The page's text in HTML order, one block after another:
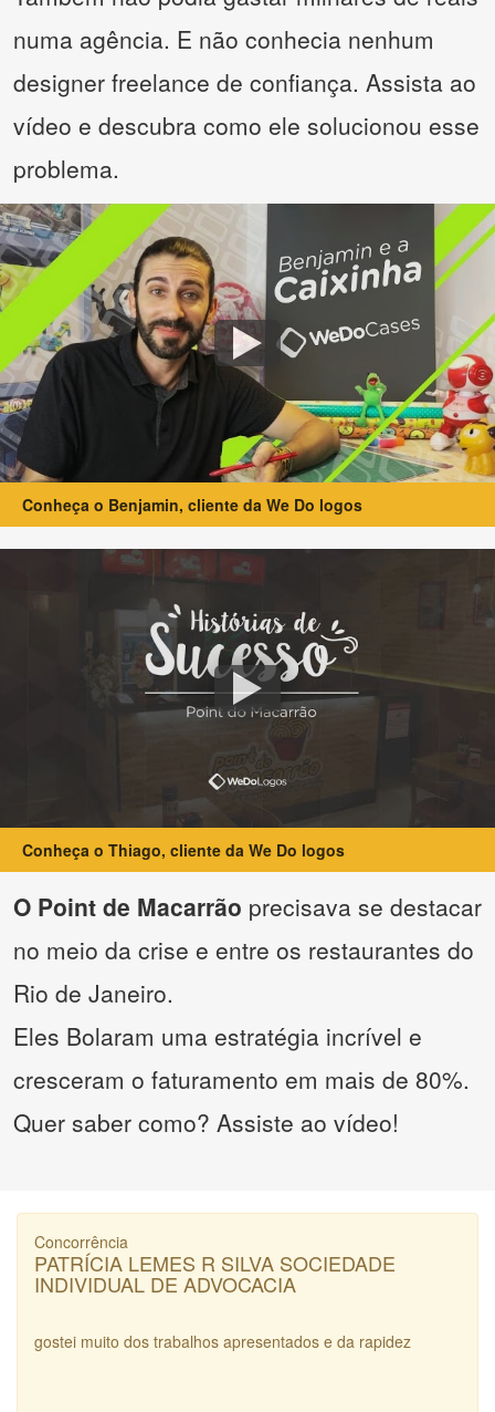
numa agência. E não conhecia nenhum
designer freelance de confiança. Assista ao
vídeo e descubra como ele solucionou esse
problema.
Conheça o Benjamin, cliente da We Do logos
Conheça o Thiago, cliente da We Do logos
O Point de Macarrão precisava se destacar
no meio da crise e entre os restaurantes do
Rio de Janeiro.
Eles Bolaram uma estratégia incrível e
cresceram o faturamento em mais de 80%.
Quer saber como? Assiste ao vídeo!
Concorrência
PATRÍCIA LEMES R SILVA SOCIEDADE
INDIVIDUAL DE ADVOCACIA
gostei muito dos trabalhos apresentados e da rapidez